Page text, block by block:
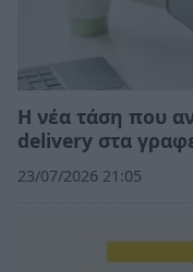
Η νέα τάση που
delivery στα
23/07/2026 21:05